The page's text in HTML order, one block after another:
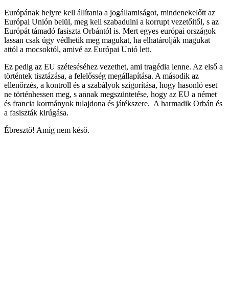
Európának helyre kell állítania a jogállamiságot, mindenekelőtt az
Európai Unión belül, meg kell szabadulni a korrupt vezetőitől, s az
Európát támadó fasiszta Orbántól is. Mert egyes európai országok
lassan csak úgy védhetik meg magukat, ha elhatárolják magukat
attól a mocsoktól, amivé az Európai Unió lett.
Ez pedig az EU széteséséhez vezethet, ami tragédia lenne. Az első a
történtek tisztázása, a felelősség megállapítása. A második az
ellenőrzés, a kontroll és a szabályok szigorítása, hogy hasonló eset
ne történhessen meg, s annak megszüntetése, hogy az EU a német
és francia kormányok tulajdona és játékszere. A harmadik Orbán és
a fasiszták kirúgása.
Ébresztő! Amíg nem késő.